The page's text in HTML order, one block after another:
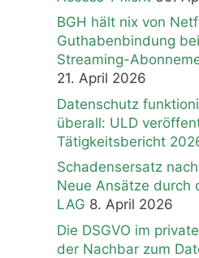
BGH hält nix von
Guthabenbindung
Streaming-
21. April 2026
Datenschutz
überall: ULD
Tätigkeitsbericht
Schadensersatz
Neue Ansätze durch
LAG 8. April 2026
Die DSGVO im
der Nachbar zum